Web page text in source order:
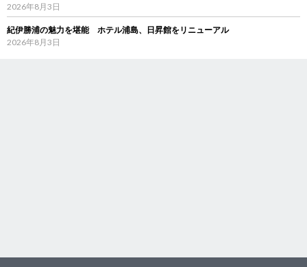
2026年8月3日
紀伊勝浦の魅力を堪能 ホテル浦島、日昇館をリニューアル
2026年8月3日